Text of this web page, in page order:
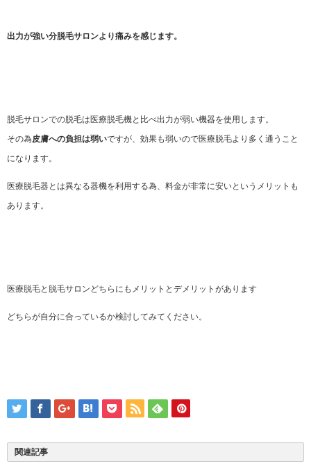
出力が強い分脱毛サロンより痛みを感じます。
脱毛サロンでの脱毛は医療脱毛機と比べ出力が弱い機器を使用します。
その為皮膚への負担は弱いですが、効果も弱いので医療脱毛より多く通うこと
になります。
医療脱毛器とは異なる器機を利用する為、料金が非常に安いというメリットも
あります。
医療脱毛と脱毛サロンどちらにもメリットとデメリットがあります
どちらが自分に合っているか検討してみてください。
関連記事